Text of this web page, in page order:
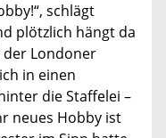
schlägt
plötzlich hängt da
der Londoner
in einen
die Staffelei –
neues Hobby ist